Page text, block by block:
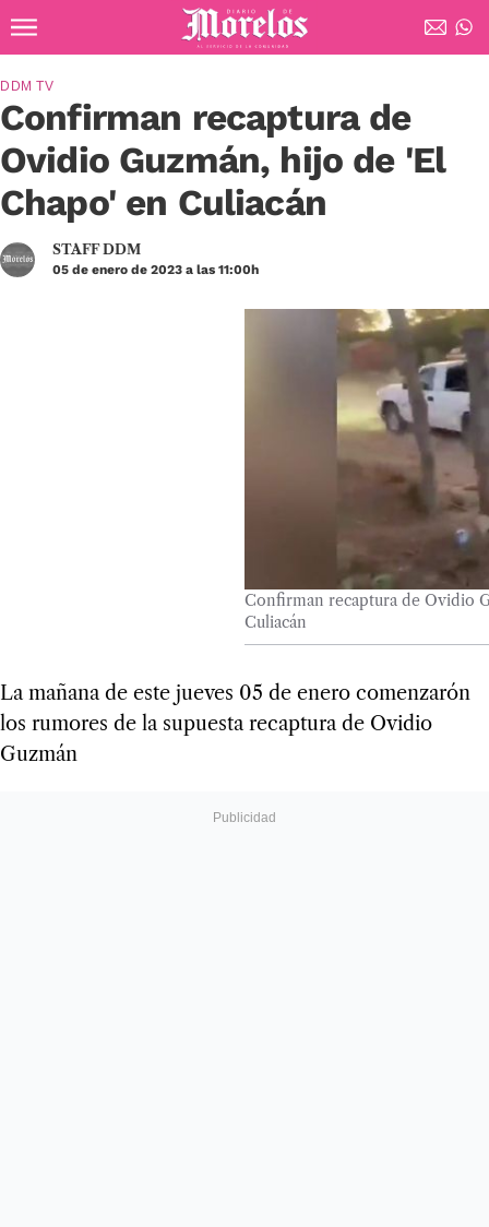
Diario de Morelos
Confirman recaptura de
Ovidio Guzmán, hijo de 'El
Chapo' en Culiacán
DDM TV
STAFF DDM
05 de enero de 2023 a las 11:00h
Confirman recaptura de Ovidio
Culiacán
La mañana de este jueves 05 de enero comenzarón
los rumores de la supuesta recaptura de Ovidio
Guzmán